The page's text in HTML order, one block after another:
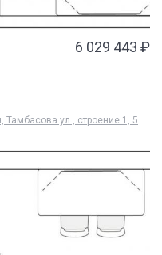
6 029 443 ₽
Тамбасова ул., строение 1, 5